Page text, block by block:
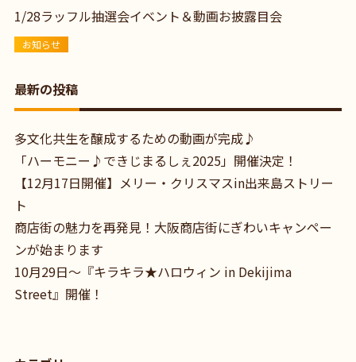
1/28ラッフル抽選会イベント＆動画お披露目会
お知らせ
最新の投稿
多文化共生を醸成するための動画が完成♪
「ハーモニー♪できじまるしぇ2025」開催決定！
【12月17日開催】メリー・クリスマスin出来島ストリー
ト
商店街の魅力を再発見！大阪商店街にぎわいキャンペー
ンが始まります
10月29日～『キラキラ★ハロウィン in Dekijima
Street』開催！